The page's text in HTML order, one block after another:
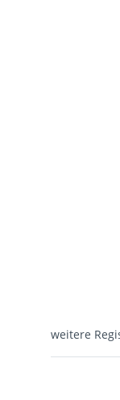
weitere